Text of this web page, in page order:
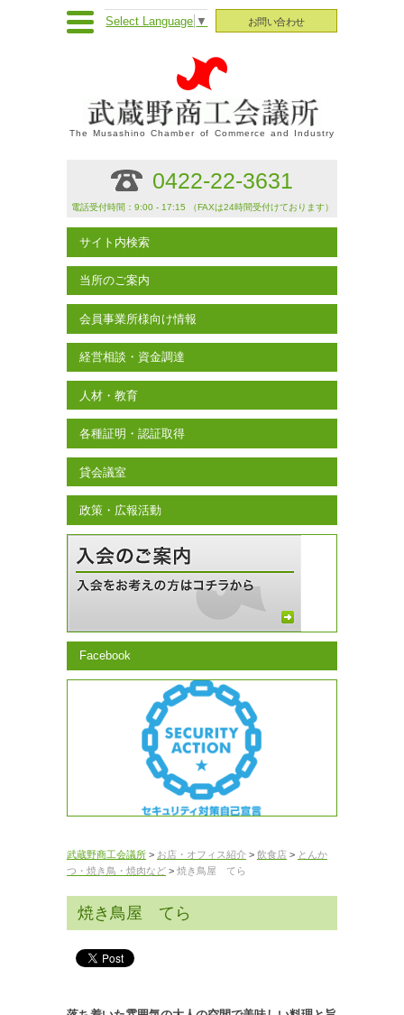
お問い合わせ
Select Language ▼
The Musashino Chamber of Commerce and Industry
0422-22-3631
電話受付時間：9:00 - 17:15 （FAXは24時間受付けております）
サイト内検索
当所のご案内
会員事業所様向け情報
経営相談・資金調達
人材・教育
各種証明・認証取得
貸会議室
政策・広報活動
Facebook
武蔵野商工会議所 > お店・オフィス紹介 > 飲食店 > とんか
つ・焼き鳥・焼肉など > 焼き鳥屋 てら
焼き鳥屋 てら